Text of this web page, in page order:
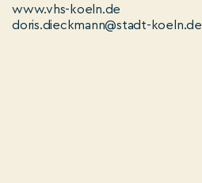
www.vhs-koeln.de
doris.dieckmann@stadt-koeln.de